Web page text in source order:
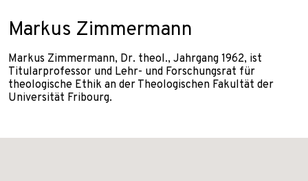
Markus Zimmermann
Markus Zimmermann, Dr. theol., Jahrgang 1962, ist
Titularprofessor und Lehr- und Forschungsrat für
theologische Ethik an der Theologischen Fakultät der
Universität Fribourg.